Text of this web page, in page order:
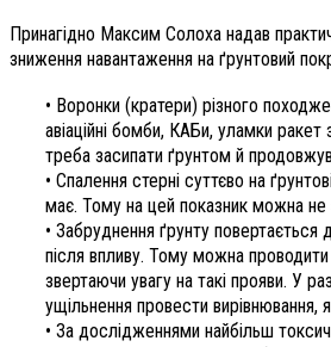
Принагідно Максим Солоха надав
зниження навантаження на ґрунтовий
• Воронки (кратери) різного
авіаційні бомби, КАБи, уламки
треба засипати ґрунтом й
• Спалення стерні суттєво на
має. Тому на цей показник можна не
• Забруднення ґрунту
після впливу. Тому можна
звертаючи увагу на такі прояви. У
ущільнення провести вирівнювання,
• За дослідженнями найбільш